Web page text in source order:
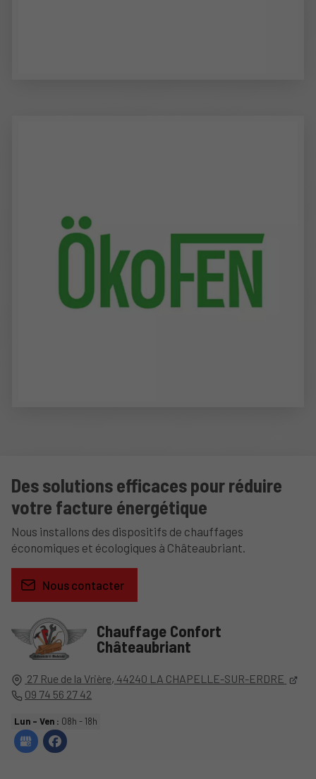
Chauffage Confort
Châteaubriant
27 Rue de la Vrière, 44240 LA CHAPELLE-SUR-ERDRE
09 74 56 27 42
Lun - Ven : 08h - 18h
Des solutions efficaces pour réduire
votre facture énergétique
Nous installons des dispositifs de chauffages
économiques et écologiques à Châteaubriant.
Nous contacter